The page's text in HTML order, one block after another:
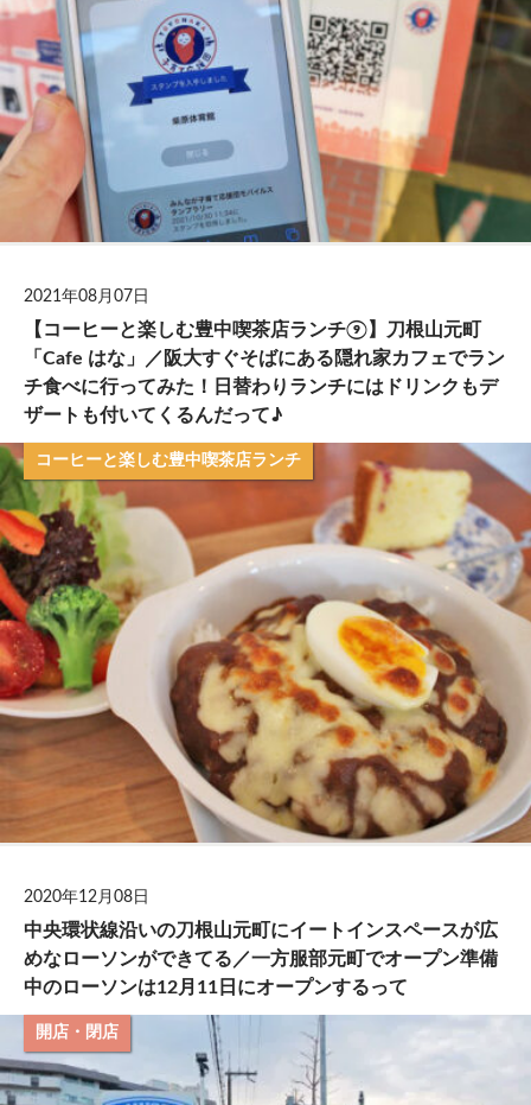
2021年08月07日
【コーヒーと楽しむ豊中喫茶店ランチ⑨】刀根山元町
「Cafe はな」／阪大すぐそばにある隠れ家カフェでラン
チ食べに行ってみた！日替わりランチにはドリンクもデ
ザートも付いてくるんだって♪
コーヒーと楽しむ豊中喫茶店ランチ
2020年12月08日
中央環状線沿いの刀根山元町にイートインスペースが広
めなローソンができてる／一方服部元町でオープン準備
中のローソンは12月11日にオープンするって
開店・閉店